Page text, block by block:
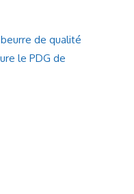
beurre de qualité
le PDG de